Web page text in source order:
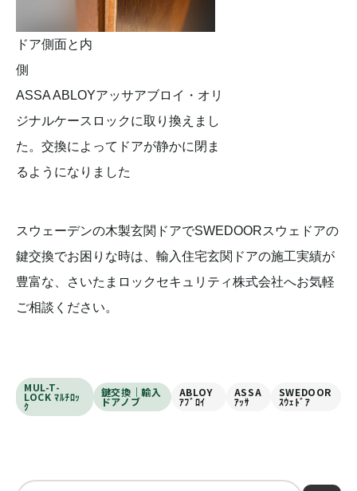
ドア側面と内
側
ASSA ABLOYアッサアブロイ・オリ
ジナルケースロックに取り換えまし
た。交換によってドアが静かに閉ま
るようになりました
スウェーデンの木製玄関ドアでSWEDOORスウェドアの
鍵交換でお困りな時は、輸入住宅玄関ドアの施工実績が
豊富な、さいたまロックセキュリティ株式会社へお気軽
ご相談ください。
MUL-T-
LOCK ﾏﾙﾁﾛｯ
ｸ
鍵交換｜輸入
ドアノブ
ABLOY
ｱﾌﾞﾛｲ
ASSA
ｱｯｻ
SWEDOOR
ｽｳｪﾄﾞｱ